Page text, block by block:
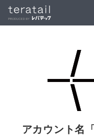
アカウント名「